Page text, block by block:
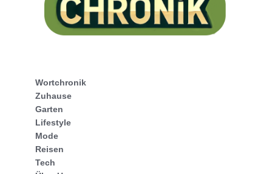
Wortchronik
Zuhause
Garten
Lifestyle
Mode
Reisen
Tech